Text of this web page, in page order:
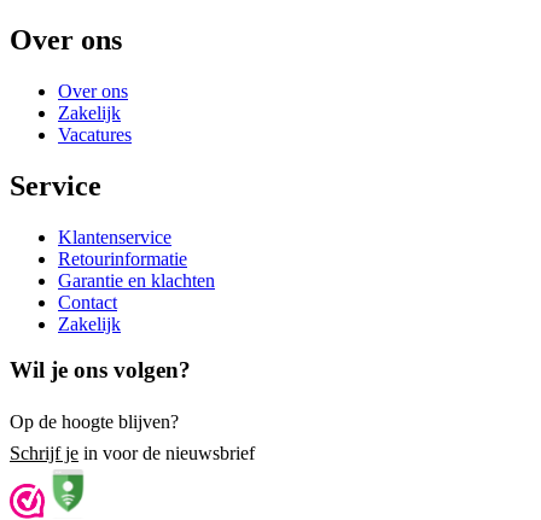
Over ons
Over ons
Zakelijk
Vacatures
Service
Klantenservice
Retourinformatie
Garantie en klachten
Contact
Zakelijk
Wil je ons volgen?
Op de hoogte blijven?
Schrijf je in voor de nieuwsbrief